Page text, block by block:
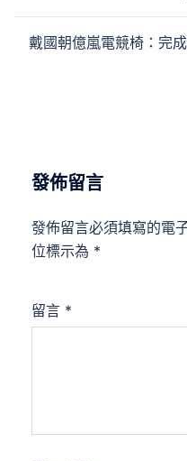
覽
戴國朝億嵐電競椅：完
發佈留言
發佈留言必須填寫的電
位標示為 *
留言 *